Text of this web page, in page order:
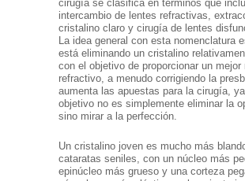
cirugía se clasifica en términos que
intercambio de lentes refractivas,
cristalino claro y cirugía de lentes
La idea general con esta nomenclatura
está eliminando un cristalino
con el objetivo de proporcionar un mejor
refractivo, a menudo corrigiendo la
aumenta las apuestas para la cirugía,
objetivo no es simplemente eliminar la
sino mirar a la perfección.
Un cristalino joven es mucho más
cataratas seniles, con un núcleo más
epinúcleo más grueso y una corteza